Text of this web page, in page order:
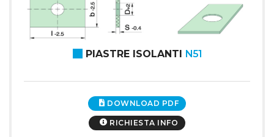
PIASTRE ISOLANTI N51
DOWNLOAD PDF
RICHIESTA INFO